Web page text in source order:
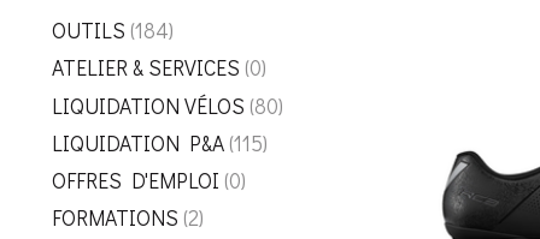
OUTILS (184)
ATELIER & SERVICES (0)
LIQUIDATION VÉLOS (80)
LIQUIDATION P&A (115)
OFFRES D'EMPLOI (0)
FORMATIONS (2)